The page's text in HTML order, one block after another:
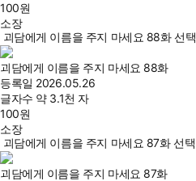
100원
소장
괴담에게 이름을 주지 마세요 88화 선택
괴담에게 이름을 주지 마세요 88화
등록일 2026.05.26
글자수 약 3.1천 자
100원
소장
괴담에게 이름을 주지 마세요 87화 선택
괴담에게 이름을 주지 마세요 87화